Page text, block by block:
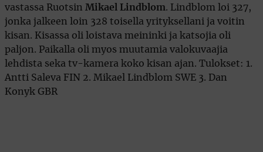
vastassa Ruotsin Mikael Lindblom. Lindblom loi 327,
jonka jalkeen loin 328 toisella yrityksellani ja voitin
kisan. Kisassa oli loistava meininki ja katsojia oli
paljon. Paikalla oli myos muutamia valokuvaajia
lehdista seka tv-kamera koko kisan ajan. Tulokset: 1.
Antti Saleva FIN 2. Mikael Lindblom SWE 3. Dan
Konyk GBR